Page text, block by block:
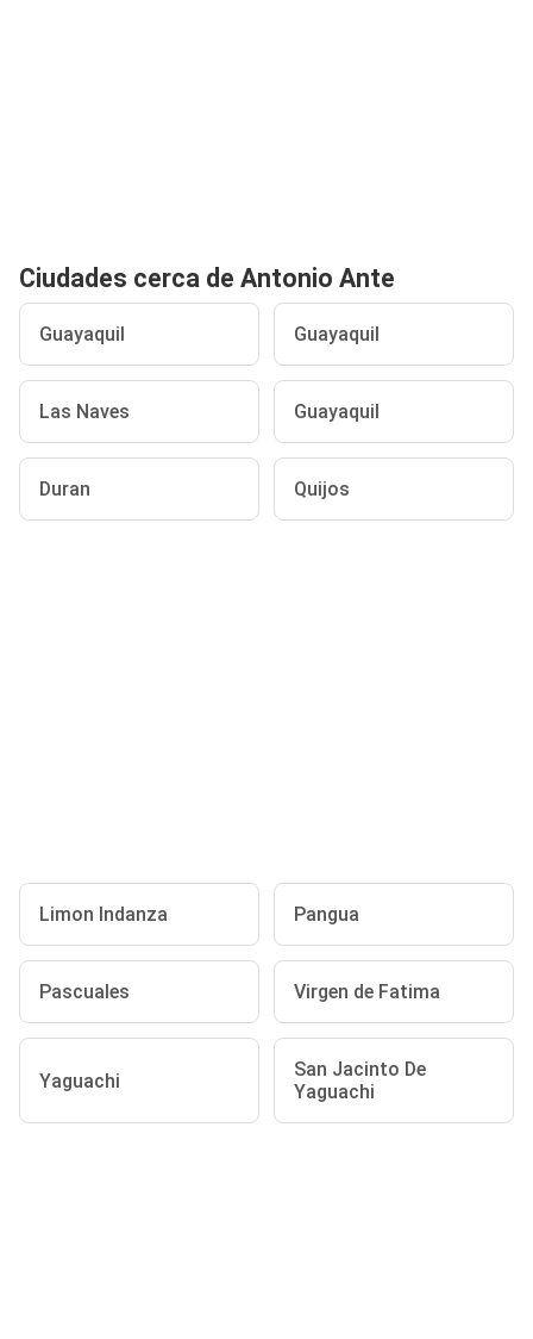
Ciudades cerca de Antonio Ante
Guayaquil Guayaquil
Las Naves Guayaquil
Duran Quijos
Limon Indanza Pangua
Pascuales Virgen de Fatima
Yaguachi
San Jacinto De
Yaguachi